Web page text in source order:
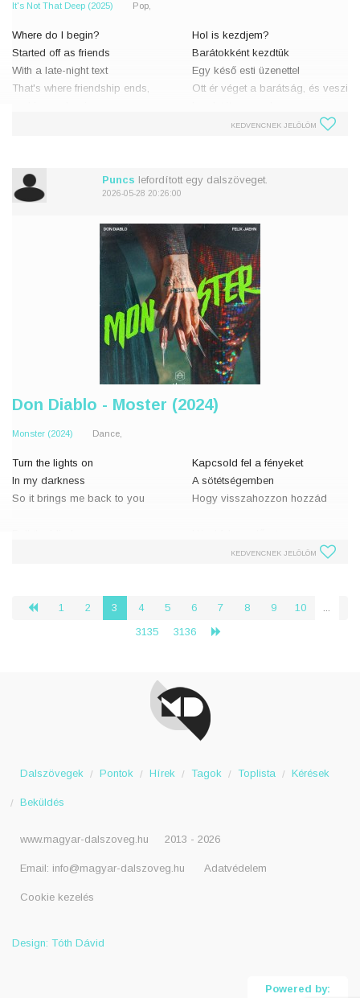
It's Not That Deep (2025) Pop,
Where do I begin?
Started off as friends
With a late-night text
That's where friendship ends,
Come put your love deep inside
Li
Hol is kezdjem?
Barátokként kezdtük
Egy késő esti üzenettel
Ott ér véget a barátság, és veszi
Gyerünk, enged
KEDVENCNEK JELÖLÖM
Puncs lefordított egy dalszöveget.
2026-05-28 20:26:00
Don Diablo - Moster (2024)
Monster (2024) Dance,
Turn the lights on
In my darkness
So it brings me back to you
There's a Monster going wild in
the depth of my mind
Kapcsold fel a fényeket
A sötétségemben
Hogy visszahozzon hozzád
A lelkiismeretemben
Egy szörnyeteg tombol az
Tudnod ke
KEDVENCNEK JELÖLÖM
‹ 1 2 3 4 5 6 7 8 9 10
...
3135
3136
Dalszövegek Pontok Hírek Tagok Toplista Kérések
Beküldés
www.magyar-dalszoveg.hu 2013 - 2026
Email: info@magyar-dalszoveg.hu Adatvédelem
Cookie kezelés
Design: Tóth Dávid
Powered by: